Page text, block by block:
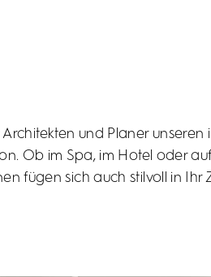
und Planer unseren
Ob im Spa, im Hotel oder
fügen sich auch stilvoll in Ihr